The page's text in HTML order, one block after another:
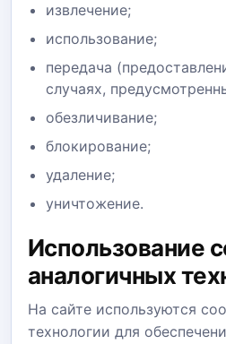
извлечение;
использование;
передача
случаях,
обезличивание;
блокирование;
удаление;
уничтожение.
Использование
аналогичных
На сайте используются
технологии для